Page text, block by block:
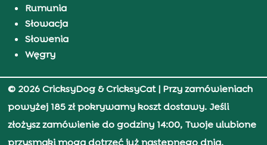
Rumunia
Słowacja
Słowenia
Węgry
© 2026 CricksyDog & CricksyCat| Przy zamówieniach
powyżej 185 zł pokrywamy koszt dostawy. Jeśli
złożysz zamówienie do godziny 14:00, Twoje ulubione
przysmaki mogą dotrzeć już następnego dnia.